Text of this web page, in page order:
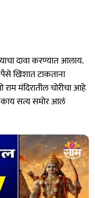
दावा करण्यात आलाय.
खिशात टाकताना
मंदिरातील चोरीचा आहे
काय सत्य समोर आलं